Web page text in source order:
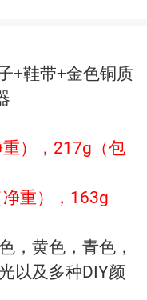
+鞋带+金色铜质
），217g（包
重），163g
，黄色，青色，
以及多种DIY颜